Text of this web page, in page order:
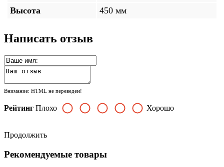
Высота 450 мм
Написать отзыв
Внимание: HTML не переведен!
Рейтинг Плохо Хорошо
Продолжить
Рекомендуемые товары